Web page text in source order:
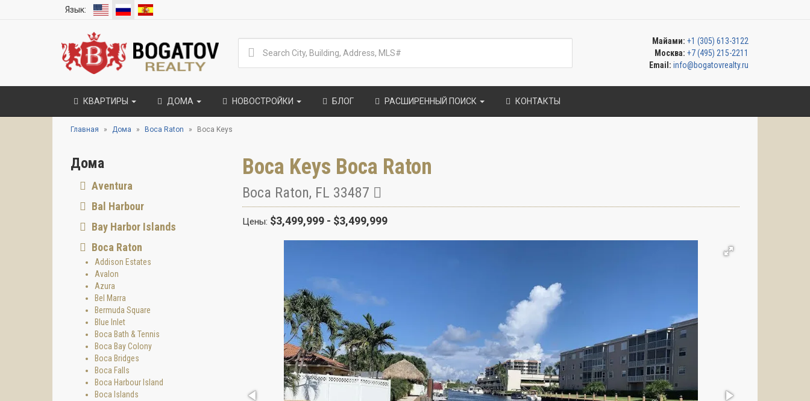
Язык:
Майами: +1 (305) 613-3122
Москва: +7 (495) 215-2211
Email: info@bogatovrealty.ru
КВАРТИРЫ ДОМА НОВОСТРОЙКИ БЛОГ РАСШИРЕННЫЙ ПОИСК КОНТАКТЫ
Главная Дома Boca Raton Boca Keys
Boca Keys Boca Raton
Boca Raton, FL 33487
Цены: $3,499,999 - $3,499,999
Дома
Aventura
Bal Harbour
Bay Harbor Islands
Boca Raton
Addison Estates
Avalon
Azura
Bel Marra
Bermuda Square
Blue Inlet
Boca Bath & Tennis
Boca Bay Colony
Boca Bridges
Boca Falls
Boca Harbour Island
Boca Islands